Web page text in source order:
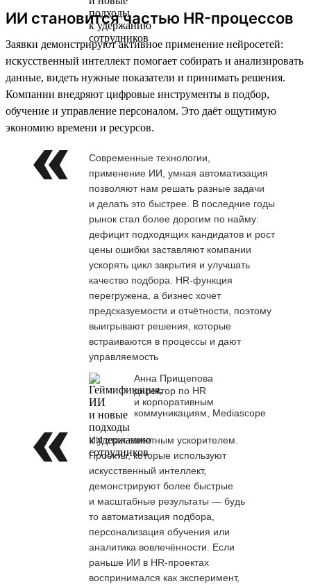
ИИ становится частью HR-процессов
Заявки демонстрируют активное применение нейросетей:
искусственный интеллект помогает собирать и анализировать
данные, видеть нужные показатели и принимать решения.
Компании внедряют цифровые инструменты в подбор,
обучение и управление персоналом. Это даёт ощутимую
экономию времени и ресурсов.
Современные технологии,
применение ИИ, умная автоматизация
позволяют нам решать разные задачи
и делать это быстрее. В последние годы
рынок стал более дорогим по найму:
дефицит подходящих кандидатов и рост
цены ошибки заставляют компании
ускорять цикл закрытия и улучшать
качество подбора. HR-функция
перегружена, а бизнес хочет
предсказуемости и отчётности, поэтому
выигрывают решения, которые
встраиваются в процессы и дают
управляемость
Анна Прищепова
директор по HR
и корпоративным
коммуникациям, Mediascope
ИИ стал заметным ускорителем.
Проекты, которые используют
искусственный интеллект,
демонстрируют более быстрые
и масштабные результаты — будь
то автоматизация подбора,
персонализация обучения или
аналитика вовлечённости. Если
раньше ИИ в HR-проектах
воспринимался как эксперимент,